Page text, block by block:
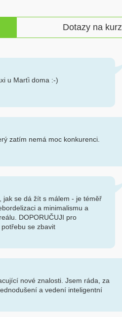
Dotazy na kurz
u Marťi doma :-)
zatím nemá moc konkurenci.
jak se dá žít s málem - je téměř
a minimalismu a
DOPORUČUJI pro
se zbavit
nové znalosti. Jsem ráda, za
a vedení inteligentní